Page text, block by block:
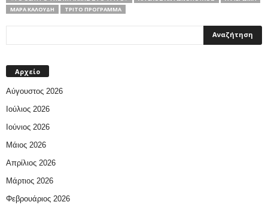
ΜΆΡΑ ΚΑΛΟΎΔΗ
ΤΡΊΤΟ ΠΡΌΓΡΑΜΜΑ
Αρχείο
Αύγουστος 2026
Ιούλιος 2026
Ιούνιος 2026
Μάιος 2026
Απρίλιος 2026
Μάρτιος 2026
Φεβρουάριος 2026